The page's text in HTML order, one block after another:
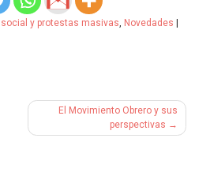
social y protestas masivas, Novedades
El Movimiento Obrero y sus
perspectivas